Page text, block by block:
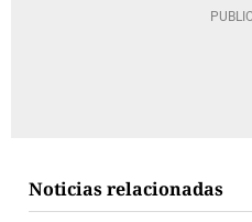
Noticias relacionadas